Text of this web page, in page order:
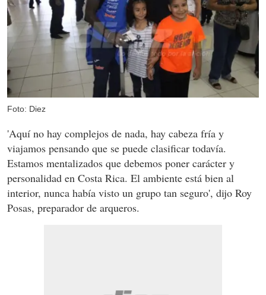
Foto: Diez
'Aquí no hay complejos de nada, hay cabeza fría y
viajamos pensando que se puede clasificar todavía.
Estamos mentalizados que debemos poner carácter y
personalidad en Costa Rica. El ambiente está bien al
interior, nunca había visto un grupo tan seguro', dijo Roy
Posas, preparador de arqueros.